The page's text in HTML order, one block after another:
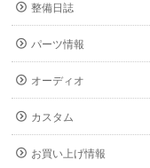
整備日誌
パーツ情報
オーディオ
カスタム
お買い上げ情報